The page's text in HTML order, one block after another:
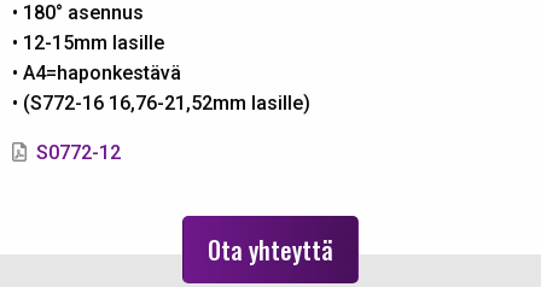
• 180° asennus
• 12-15mm lasille
• A4=haponkestävä
• (S772-16 16,76-21,52mm lasille)
S0772-12
Ota yhteyttä